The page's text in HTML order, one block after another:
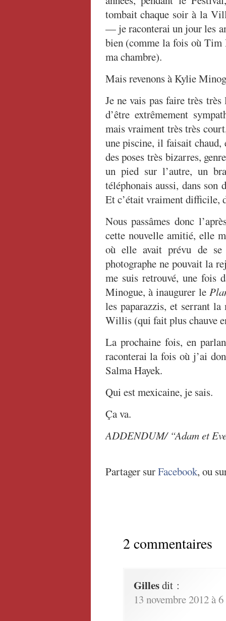
tombait chaque soir à la
— je raconterai un jour les
bien (comme la fois où Tim
ma chambre).
Mais revenons à Kylie
Je ne vais pas faire très
d’être extrêmement
mais vraiment très très
une piscine, il faisait chaud,
des poses très bizarres,
un pied sur l’autre, un
téléphonais aussi, dans son
Et c’était vraiment difficile,
Nous passâmes donc
cette nouvelle amitié, elle
où elle avait prévu de se
photographe ne pouvait la
me suis retrouvé, une fois
Minogue, à inaugurer le
les paparazzis, et serrant
Willis (qui fait plus chauve
La prochaine fois, en
raconterai la fois où j’ai
Salma Hayek.
Qui est mexicaine, je sais.
Ça va.
ADDENDUM/ “Adam et
Partager surFacebook, ou
2 commentaires
Gillesdit :
13 novembre 2012 à